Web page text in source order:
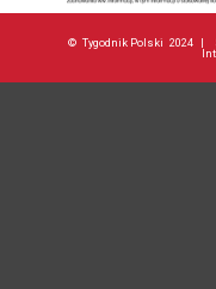
© Tygodnik Polski 2024 |